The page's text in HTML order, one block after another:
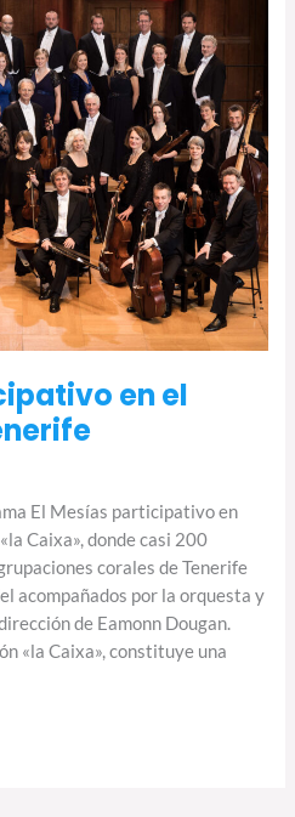
en el
El Mesías participativo en
Caixa», donde casi 200
corales de Tenerife
acompañados por la orquesta y
de Eamonn Dougan.
«la Caixa», constituye una